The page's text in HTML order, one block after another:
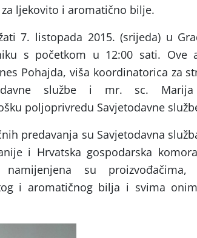
ljekovito i aromatično bilje.
7. listopada 2015. (srijeda) u
s početkom u 12:00 sati. Ove
Pohajda, viša koordinatorica za
službe i mr. sc.
poljoprivredu Savjetodavne
predavanja su Savjetodavna
i Hrvatska gospodarska
su proizvođačima,
i aromatičnog bilja i svima